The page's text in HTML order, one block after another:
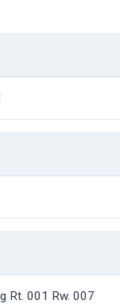
Rt. 001 Rw. 007